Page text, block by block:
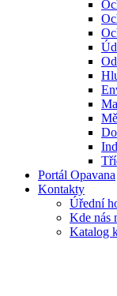
Portál Opavana
Kontakty
Úřední
Kde nás
Katalog